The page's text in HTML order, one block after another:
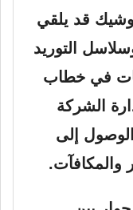
قد يلقي
التوريد
في خطاب
الشركة
إلى
والمكافآت.